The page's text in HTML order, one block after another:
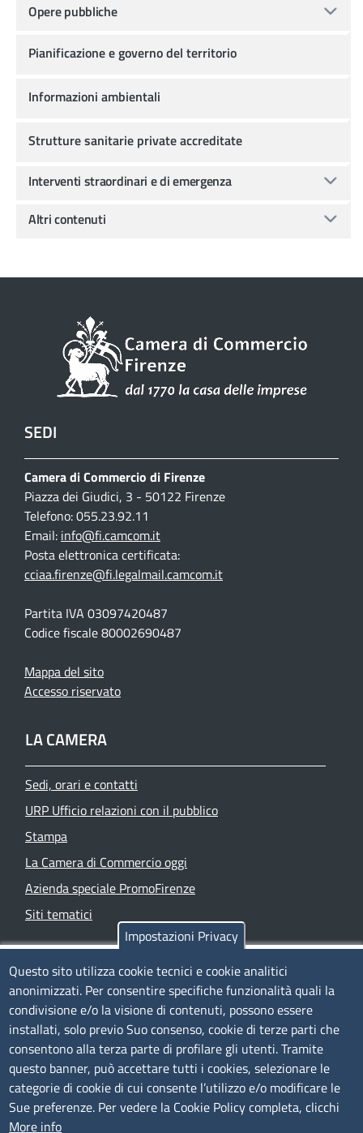
Opere pubbliche
Pianificazione e governo del territorio
Informazioni ambientali
Strutture sanitarie private accreditate
Interventi straordinari e di emergenza
Altri contenuti
SEDI
Camera di Commercio di Firenze
Piazza dei Giudici, 3 - 50122 Firenze
Telefono: 055.23.92.11
Email: info@fi.camcom.it
Posta elettronica certificata:
cciaa.firenze@fi.legalmail.camcom.it
Partita IVA 03097420487
Codice fiscale 80002690487
Mappa del sito
Accesso riservato
LA CAMERA
Sedi, orari e contatti
URP Ufficio relazioni con il pubblico
Stampa
La Camera di Commercio oggi
Azienda speciale PromoFirenze
Siti tematici
TRASPARENZA
Albo Online
Amministrazione trasparente
Bandi e concorsi
Segnalazioni Whistleblowing
Accessibilità
Impostazioni Privacy
Questo sito utilizza cookie tecnici e cookie analitici
anonimizzati. Per consentire specifiche funzionalità quali la
condivisione e/o la visione di contenuti, possono essere
installati, solo previo Suo consenso, cookie di terze parti che
consentono alla terza parte di profilare gli utenti. Tramite
questo banner, può accettare tutti i cookies, selezionare le
categorie di cookie di cui consente l’utilizzo e/o modificare le
Sue preferenze. Per vedere la Cookie Policy completa, clicchi
More info